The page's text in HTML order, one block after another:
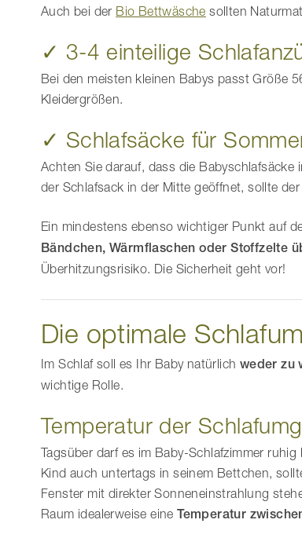
Auch bei der Bio Bettwäsche sollten
✓ 3-4 einteilige
Bei den meisten kleinen Babys passt Größe
Kleidergrößen.
✓ Schlafsäcke für
Achten Sie darauf, dass die
der Schlafsack in der Mitte geöffnet, sollte
Ein mindestens ebenso wichtiger Punkt auf
Bändchen, Wärmflaschen oder Stoffzelte
Überhitzungsrisiko. Die Sicherheit geht vor!
Die optimale
Im Schlaf soll es Ihr Baby natürlich weder zu
wichtige Rolle.
Temperatur der
Tagsüber darf es im Baby-Schlafzimmer
Kind auch untertags in seinem Bettchen,
Fenster mit direkter Sonneneinstrahlung
Raum idealerweise eineTemperatur